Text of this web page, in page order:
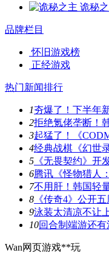
诡秘
品牌栏目
怀旧游戏榜
正经游戏
热门新闻排行
1夯爆了！下半年
2拒绝氪佬垄断！
3起猛了！《
4经典战棋《幻世
5 《无畏契约》开
6腾讯《怪物猎人
7不用肝！韩国轻
8 《传奇4》公开
9泳装太清凉不让
10回合制端游还
Wan网页游戏**玩